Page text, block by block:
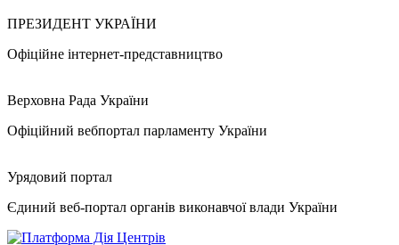
ПРЕЗИДЕНТ УКРАЇНИ
Офіційне інтернет-представництво
Верховна Рада України
Офіційний вебпортал парламенту України
Урядовий портал
Єдиний веб-портал органів виконавчої влади України